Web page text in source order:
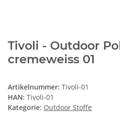
Tivoli - Outdoor
cremeweiss 01
Artikelnummer: Tivoli-01
HAN: Tivoli-01
Kategorie: Outdoor Stoffe